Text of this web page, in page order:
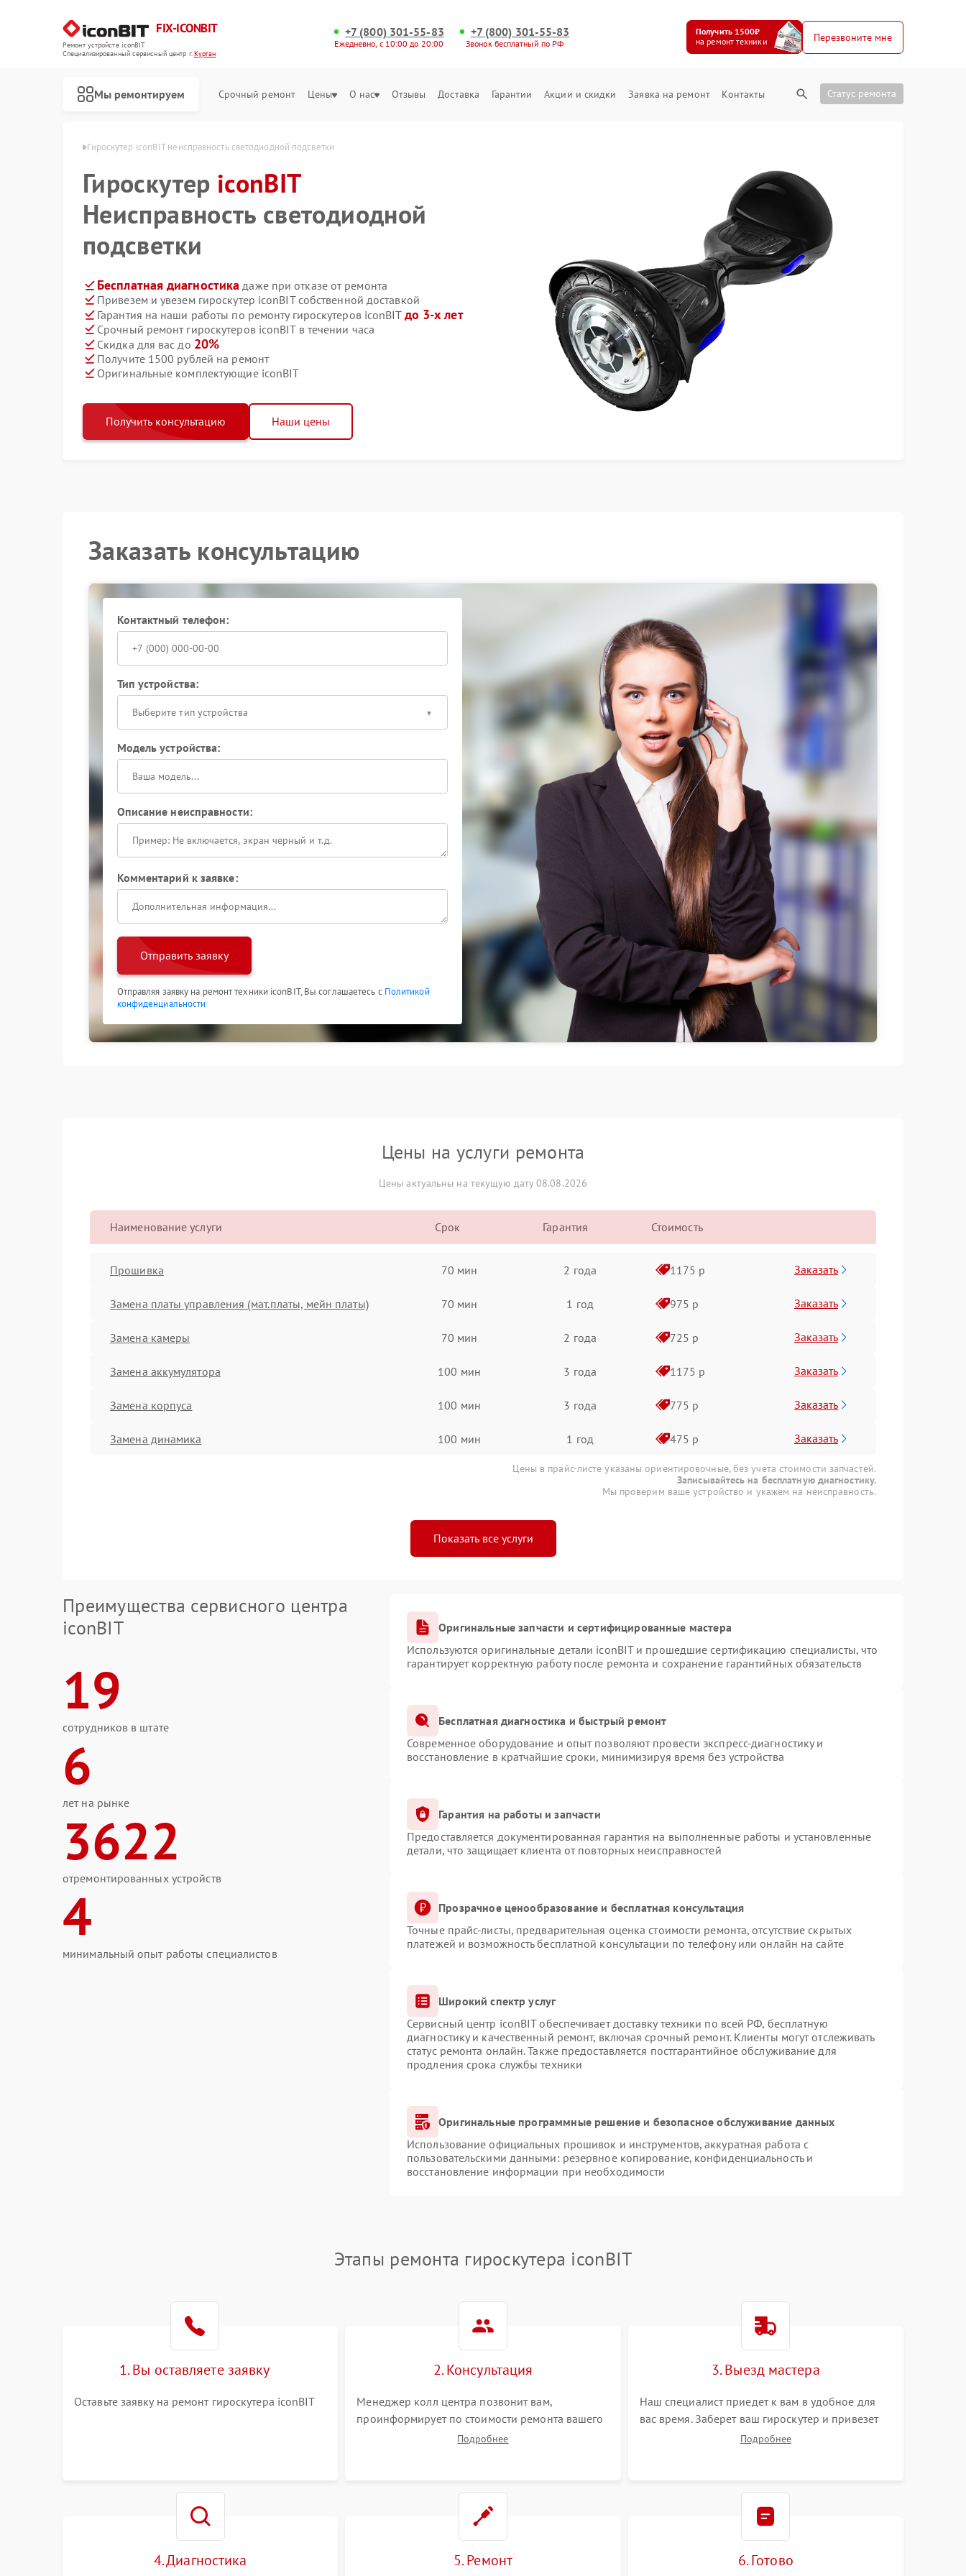
FIX-ICONBIT
Ремонт устройств iconBIT
Специализированный cервисный центр г.Курган
+7 (800) 301-55-83
Ежедневно, с 10:00 до 20:00
+7 (800) 301-55-83
Звонок бесплатный по РФ
Получить 1500₽
на ремонт техники
Перезвоните мне
Мы ремонтируем Срочный ремонт Цены О нас Отзывы Доставка Гарантии Акции и скидки Заявка на ремонт Контакты Статус ремонта
iconBIT в Кургане Гироскутер iconBIT неисправность светодиодной подсветки
Гироскутер iconBIT
Неисправность светодиодной
подсветки
Бесплатная диагностика даже при отказе от ремонта
Привезем и увезем гироскутер iconBIT собственной доставкой
Гарантия на наши работы по ремонту гироскутеров iconBIT до 3-х лет
Срочный ремонт гироскутеров iconBIT в течении часа
Скидка для вас до 20%
Получите 1500 рублей на ремонт
Оригинальные комплектующие iconBIT
Получить консультацию Наши цены
Заказать консультацию
Контактный телефон:
Тип устройства:
Выберите тип устройства
Модель устройства:
Описание неисправности:
Комментарий к заявке:
Отправить заявку
Отправляя заявку на ремонт техники iconBIT, Вы соглашаетесь с Политикой
конфиденциальности
Цены на услуги ремонта
Цены актуальны на текущую дату 08.08.2026
Наименование услуги Срок Гарантия Стоимость
Прошивка 70 мин 2 года 1175 р Заказать
Замена платы управления (мат.платы, мейн платы) 70 мин 1 год 975 р Заказать
Замена камеры 70 мин 2 года 725 р Заказать
Замена аккумулятора 100 мин 3 года 1175 р Заказать
Замена корпуса 100 мин 3 года 775 р Заказать
Замена динамика 100 мин 1 год 475 р Заказать
Цены в прайс-листе указаны ориентировочные, без учета стоимости запчастей.
Записывайтесь на бесплатную диагностику.
Мы проверим ваше устройство и укажем на неисправность.
Показать все услуги
Преимущества сервисного центра
iconBIT
19
сотрудников в штате
6
лет на рынке
3622
отремонтированных устройств
4
минимальный опыт работы специалистов
Оригинальные запчасти и сертифицированные мастера
Используются оригинальные детали iconBIT и прошедшие сертификацию специалисты, что
гарантирует корректную работу после ремонта и сохранение гарантийных обязательств
Бесплатная диагностика и быстрый ремонт
Современное оборудование и опыт позволяют провести экспресс-диагностику и
восстановление в кратчайшие сроки, минимизируя время без устройства
Гарантия на работы и запчасти
Предоставляется документированная гарантия на выполненные работы и установленные
детали, что защищает клиента от повторных неисправностей
Прозрачное ценообразование и бесплатная консультация
Точные прайс-листы, предварительная оценка стоимости ремонта, отсутствие скрытых
платежей и возможность бесплатной консультации по телефону или онлайн на сайте
Широкий спектр услуг
Сервисный центр iconBIT обеспечивает доставку техники по всей РФ, бесплатную
диагностику и качественный ремонт, включая срочный ремонт. Клиенты могут отслеживать
статус ремонта онлайн. Также предоставляется постгарантийное обслуживание для
продления срока службы техники
Оригинальные программные решение и безопасное обслуживание данных
Использование официальных прошивок и инструментов, аккуратная работа с
пользовательскими данными: резервное копирование, конфиденциальность и
восстановление информации при необходимости
Этапы ремонта гироскутера iconBIT
1. Вы оставляете заявку
Оставьте заявку на ремонт гироскутера iconBIT
2. Консультация
Менеджер колл центра позвонит вам,
проинформирует по стоимости ремонта вашего
гироскутера а также ответит на все ваши
Подробнее
3. Выезд мастера
Наш специалист приедет к вам в удобное для
вас время. Заберет ваш гироскутер и привезет
на склад для диагностики.
Подробнее
4. Диагностика 5. Ремонт 6. Готово